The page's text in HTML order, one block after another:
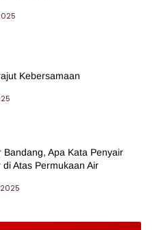
Kebersamaan
Bandang, Apa Kata Penyair
di Atas Permukaan Air